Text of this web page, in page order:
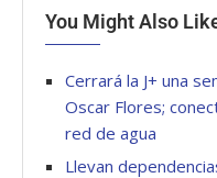
You Might Also
Cerrará la J+ una
Oscar Flores;
red de agua
Llevan